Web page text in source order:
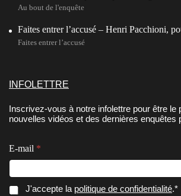
Au bout de l'enquête
Faites entrer l’accusé – Henri Pacchioni,
Faites entrer l’accusé
INFOLETTRE
Inscrivez-vous à notre infolettre pour être le
nouvelles vidéos et des dernières enquêtes
E-mail *
E
*
C
J'accepte la politique de confidentialité.*